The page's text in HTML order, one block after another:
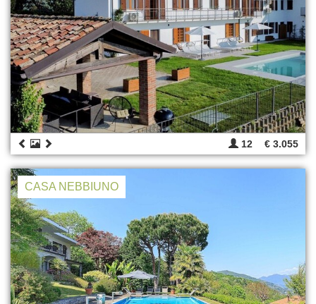
12 € 3.055
CASA NEBBIUNO